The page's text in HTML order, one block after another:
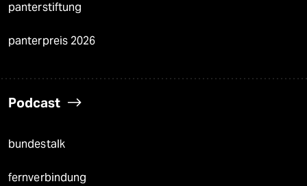
panterstiftung
panterpreis 2026
Podcast
bundestalk
fernverbindung